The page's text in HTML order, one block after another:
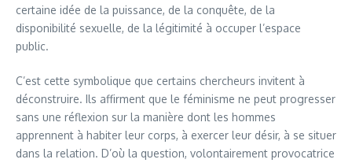
certaine idée de la puissance, de la conquête, de la
disponibilité sexuelle, de la légitimité à occuper l’espace
public.
C’est cette symbolique que certains chercheurs invitent à
déconstruire. Ils affirment que le féminisme ne peut progresser
sans une réflexion sur la manière dont les hommes
apprennent à habiter leur corps, à exercer leur désir, à se situer
dans la relation. D’où la question, volontairement provocatrice